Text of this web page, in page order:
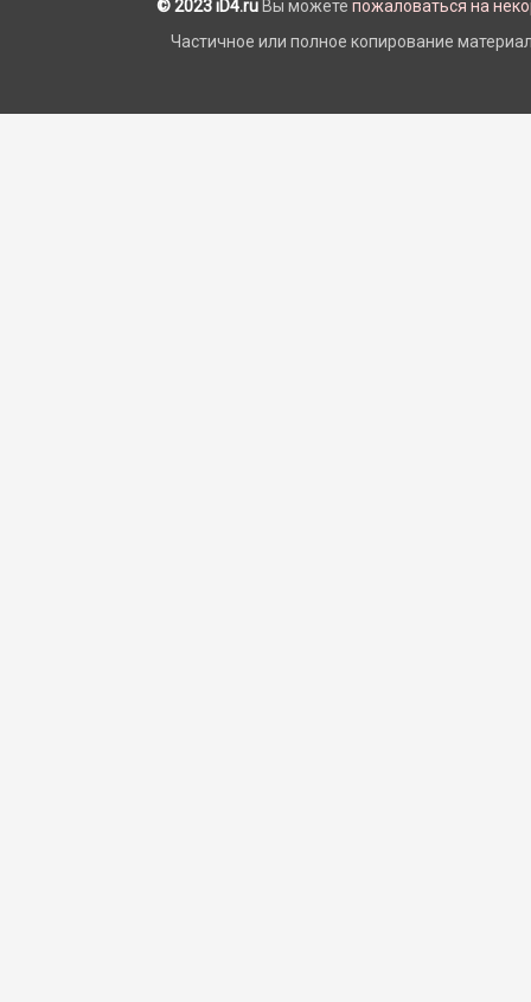
© 2023 iD4.ru Вы можете пожаловаться на
Частичное или полное копирование